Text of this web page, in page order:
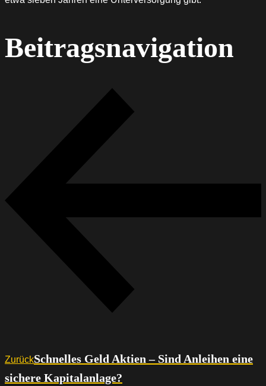
Beitragsnavigation
ZurückSchnelles Geld Aktien – Sind Anleihen eine
sichere Kapitalanlage?